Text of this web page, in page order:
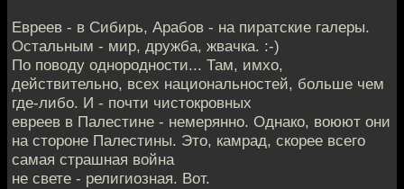
Евреев - в Сибирь, Арабов - на пиратские галеры.
Остальным - мир, дружба, жвачка. :-)
По поводу однородности... Там, имхо,
действительно, всех национальностей, больше чем
где-либо. И - почти чистокровных
евреев в Палестине - немерянно. Однако, воюют они
на стороне Палестины. Это, камрад, скорее всего
самая страшная война
не свете - религиозная. Вот.